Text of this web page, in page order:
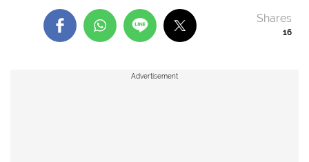
16
Shares
Advertisement